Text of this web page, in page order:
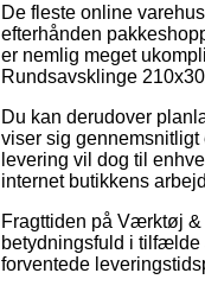
De fleste online
efterhånden
er nemlig meget
Rundsavsklinge
Du kan derudover
viser sig
levering vil dog til
internet butikkens
Fragttiden på Værktøj
betydningsfuld i tilfælde
forventede